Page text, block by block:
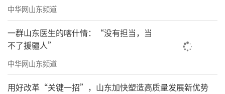
中华网山东频道
一群山东医生的喀什情：“没有担当，当
不了援疆人”
中华网山东频道
用好改革“关键一招”，山东加快塑造高质量发展新优势